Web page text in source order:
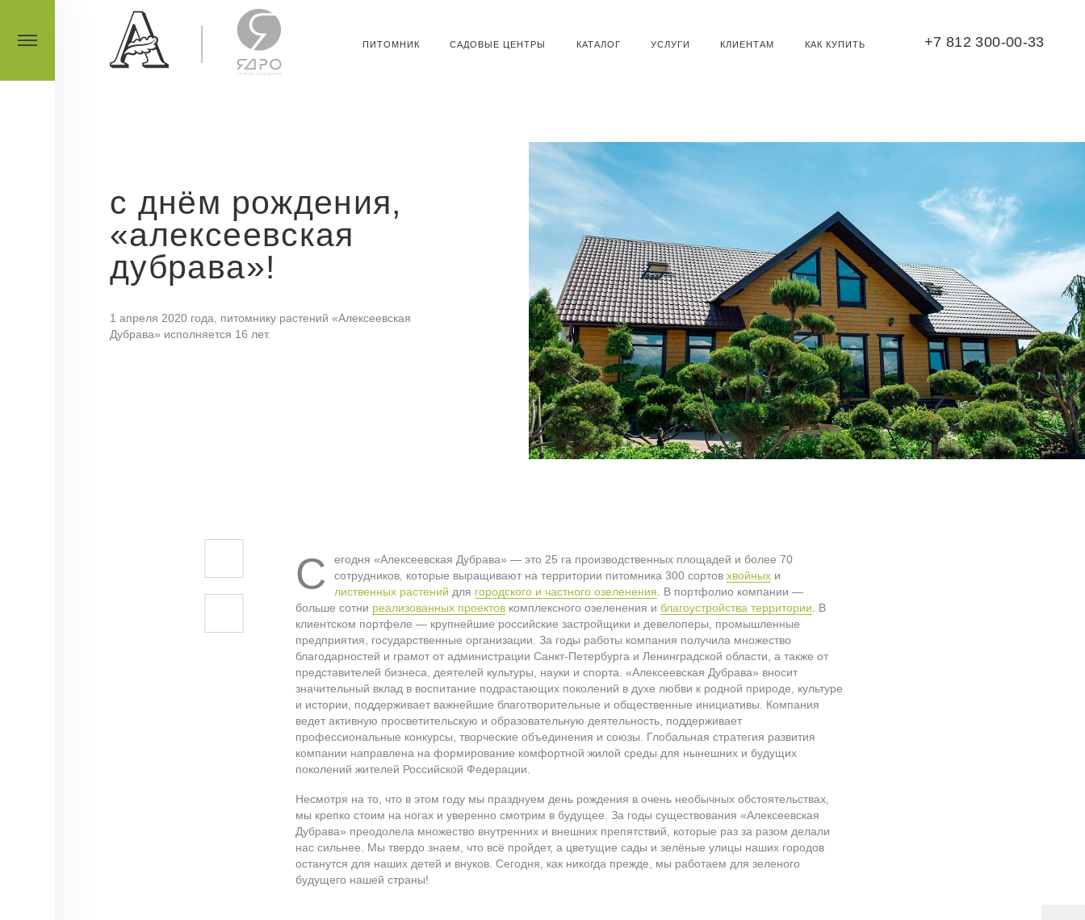
ПИТОМНИК САДОВЫЕ ЦЕНТРЫ КАТАЛОГ УСЛУГИ КЛИЕНТАМ КАК КУПИТЬ +7 812 300-00-33
с днём рождения,
«алексеевская
дубрава»!
1 апреля 2020 года, питомнику растений «Алексеевская
Дубрава» исполняется 16 лет.
С
егодня «Алексеевская Дубрава» — это 25 га производственных площадей и более 70
сотрудников, которые выращивают на территории питомника 300 сортов хвойныхи
лиственных растений для городского и частного озеленения. В портфолио компании —
больше сотни реализованных проектовкомплексного озеленения и благоустройства территории. В
клиентском портфеле — крупнейшие российские застройщики и девелоперы, промышленные
предприятия, государственные организации. За годы работы компания получила множество
благодарностей и грамот от администрации Санкт-Петербурга и Ленинградской области, а также от
представителей бизнеса, деятелей культуры, науки и спорта. «Алексеевская Дубрава» вносит
значительный вклад в воспитание подрастающих поколений в духе любви к родной природе, культуре
и истории, поддерживает важнейшие благотворительные и общественные инициативы. Компания
ведет активную просветительскую и образовательную деятельность, поддерживает
профессиональные конкурсы, творческие объединения и союзы. Глобальная стратегия развития
компании направлена на формирование комфортной жилой среды для нынешних и будущих
поколений жителей Российской Федерации.
Несмотря на то, что в этом году мы празднуем день рождения в очень необычных обстоятельствах,
мы крепко стоим на ногах и уверенно смотрим в будущее. За годы существования «Алексеевская
Дубрава» преодолела множество внутренних и внешних препятствий, которые раз за разом делали
нас сильнее. Мы твердо знаем, что всё пройдет, а цветущие сады и зелёные улицы наших городов
останутся для наших детей и внуков. Сегодня, как никогда прежде, мы работаем для зеленого
будущего нашей страны!